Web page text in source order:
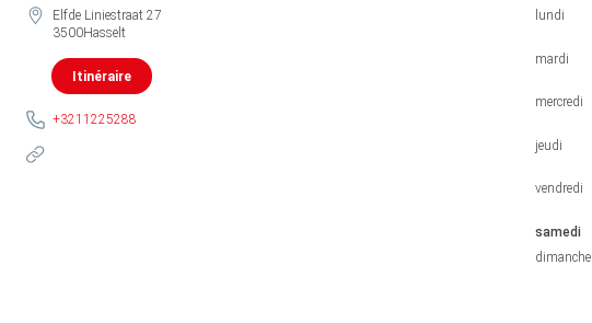
Elfde Liniestraat 27
3500Hasselt
Itinéraire
+3211225288
lundi
mardi
mercredi
jeudi
vendredi
samedi
dimanche